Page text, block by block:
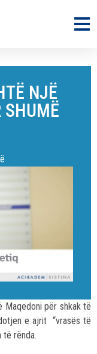
NJË
SHUMË
Maqedoni për shkak të
e ajrit “vrasës të
të rënda.